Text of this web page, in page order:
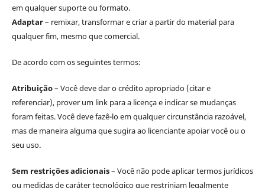
em qualquer suporte ou formato.
Adaptar– remixar, transformar e criar a partir do material para
qualquer fim, mesmo que comercial.
De acordo com os seguintes termos:
Atribuição– Você deve dar o crédito apropriado (citar e
referenciar), prover um link para a licença e indicar se mudanças
foram feitas. Você deve fazê-lo em qualquer circunstância razoável,
mas de maneira alguma que sugira ao licenciante apoiar você ou o
seu uso.
Sem restrições adicionais– Você não pode aplicar termos jurídicos
ou medidas de caráter tecnológico que restrinjam legalmente